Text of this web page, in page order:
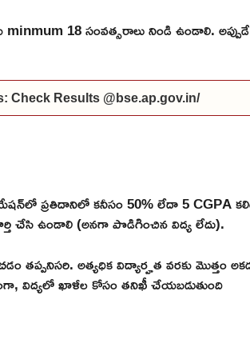
minmum 18 సంవత్సరాలు నిండి ఉండాలి.
Check Results @bse.ap.gov.in/
ప్రతిదానిలో కనీసం 50% లేదా 5 CGPA
చేసి ఉండాలి (అనగా పొడిగించిన విద్య లేదు).
తప్పనిసరి. అత్యధిక విద్యార్హత వరకు మొత్తం
విద్యలో ఖాళీల కోసం తనిఖీ చేయబడుతుంది